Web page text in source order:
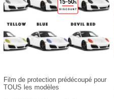
Film de protection prédécoupé pour
TOUS les modèles